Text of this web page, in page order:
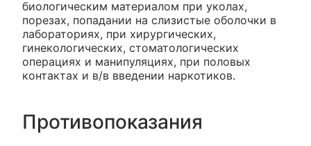
биологическим материалом при уколах,
порезах, попадании на слизистые оболочки в
лабораториях, при хирургических,
гинекологических, стоматологических
операциях и манипуляциях, при половых
контактах и в/в введении наркотиков.
Противопоказания